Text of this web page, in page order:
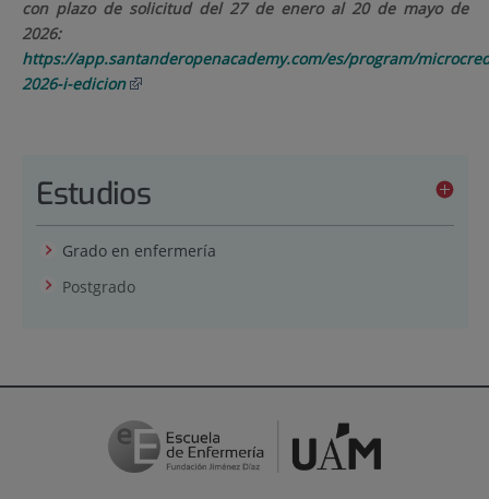
con plazo de solicitud del 27 de enero al 20 de mayo de
2026:
https://app.santanderopenacademy.com/es/program/
2026-i-edicion
Estudios
Grado en enfermería
Postgrado